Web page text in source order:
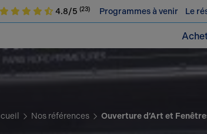
4.8/5 (23) Programmes à venir Le
Nos références Ouverture d’Art et